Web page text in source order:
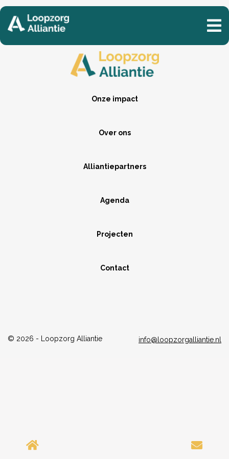
Onze impact
Over ons
Alliantiepartners
Agenda
Projecten
Contact
© 2026 - Loopzorg Alliantie info@loopzorgalliantie.nl